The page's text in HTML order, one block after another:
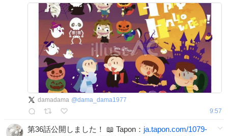
damadama @dama_dama1977
9:57
第36話公開しました！ 📖 Tapon： ja.tapon.com/1079-